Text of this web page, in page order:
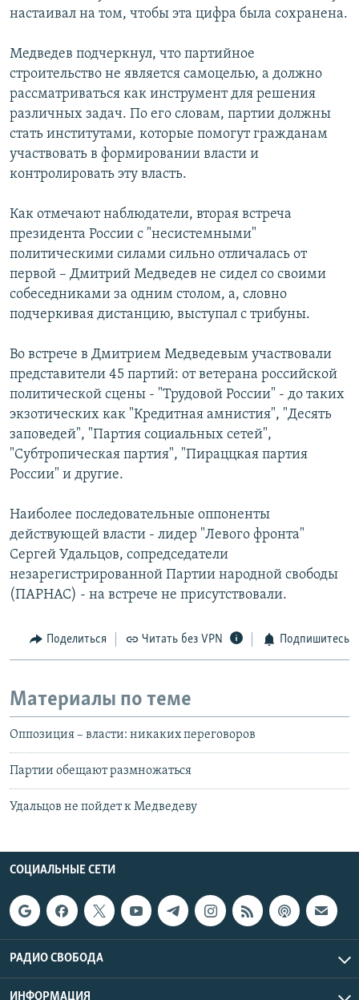
настаивал на том, чтобы эта цифра была сохранена.
Медведев подчеркнул, что партийное
строительство не является самоцелью, а должно
рассматриваться как инструмент для решения
различных задач. По его словам, партии должны
стать институтами, которые помогут гражданам
участвовать в формировании власти и
контролировать эту власть.
Как отмечают наблюдатели, вторая встреча
президента России с "несистемными"
политическими силами сильно отличалась от
первой – Дмитрий Медведев не сидел со своими
собеседниками за одним столом, а, словно
подчеркивая дистанцию, выступал с трибуны.
Во встрече в Дмитрием Медведевым участвовали
представители 45 партий: от ветерана российской
политической сцены - "Трудовой России" - до таких
экзотических как "Кредитная амнистия", "Десять
заповедей", "Партия социальных сетей",
"Субтропическая партия", "Пираццкая партия
России" и другие.
Наиболее последовательные оппоненты
действующей власти - лидер "Левого фронта"
Сергей Удальцов, сопредседатели
незарегистрированной Партии народной свободы
(ПАРНАС) - на встрече не присутствовали.
Поделиться Читать без VPN Подпишитесь
Материалы по теме
Оппозиция – власти: никаких переговоров
Партии обещают размножаться
Удальцов не пойдет к Медведеву
СОЦИАЛЬНЫЕ СЕТИ
РАДИО СВОБОДА
ИНФОРМАЦИЯ